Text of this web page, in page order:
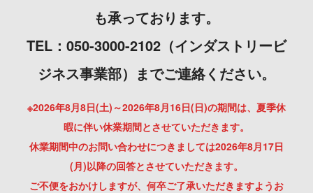
も承っております。
TEL：050-3000-2102（インダストリービ
ジネス事業部）までご連絡ください。
※2026年8月8日(土)～2026年8月16日(日)の期間は、夏季休
暇に伴い休業期間とさせていただきます。
休業期間中のお問い合わせにつきましては2026年8月17日
(月)以降の回答とさせていただきます。
ご不便をおかけしますが、何卒ご了承いただきますようお